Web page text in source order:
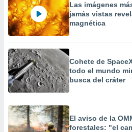
Las imágenes
jamás vistas
magnética
Cohete de
todo el mundo
busca del cráter
El aviso de la
forestales: "el